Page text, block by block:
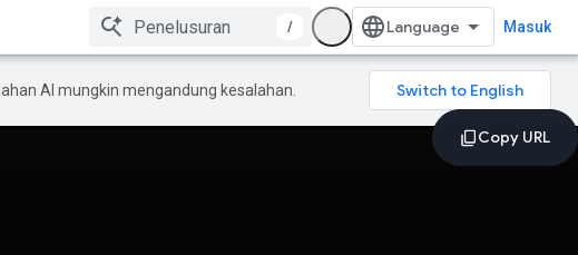
/ Masuk
AI mungkin mengandung kesalahan.